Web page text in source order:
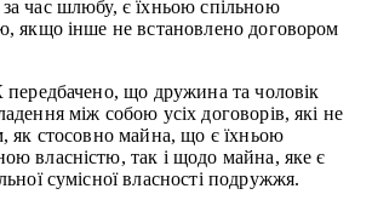
час шлюбу, є їхньою спільною
якщо інше не встановлено договором
що дружина та чоловік
між собою усіх договорів, які не
як стосовно майна, що є їхньою
власністю, так і щодо майна, яке є
сумісної власності подружжя.